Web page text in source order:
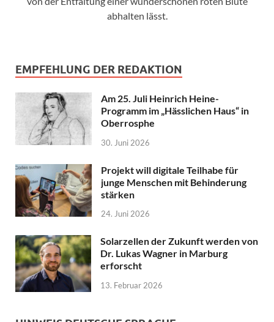
abhalten lässt.
EMPFEHLUNG DER REDAKTION
Am 25. Juli Heinrich Heine-
Programm im „Hässlichen Haus“ in
Oberrosphe
30. Juni 2026
Projekt will digitale Teilhabe für
junge Menschen mit Behinderung
stärken
24. Juni 2026
Solarzellen der Zukunft werden von
Dr. Lukas Wagner in Marburg
erforscht
13. Februar 2026